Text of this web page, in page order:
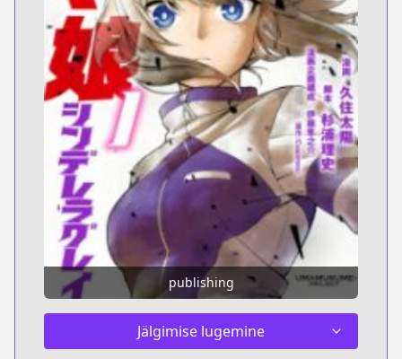
publishing
Jälgimise lugemine